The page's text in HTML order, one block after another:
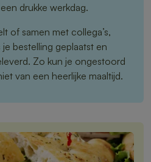
drukke werkdag.
of samen met collega’s,
bestelling geplaatst en
Zo kun je ongestoord
van een heerlijke maaltijd.